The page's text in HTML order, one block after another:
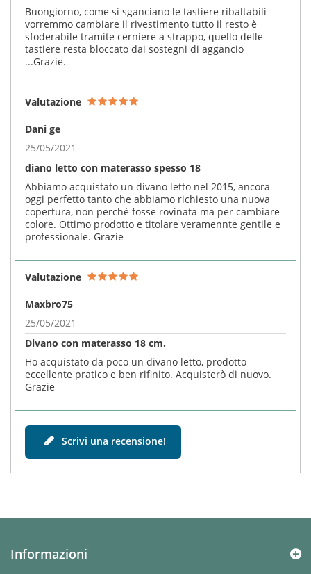
Buongiorno, come si sganciano le tastiere ribaltabili
vorremmo cambiare il rivestimento tutto il resto è
sfoderabile tramite cerniere a strappo, quello delle
tastiere resta bloccato dai sostegni di aggancio
...Grazie.
Valutazione
Dani ge
25/05/2021
diano letto con materasso spesso 18
Abbiamo acquistato un divano letto nel 2015, ancora
oggi perfetto tanto che abbiamo richiesto una nuova
copertura, non perchè fosse rovinata ma per cambiare
colore. Ottimo prodotto e titolare veramennte gentile e
professionale. Grazie
Valutazione
Maxbro75
25/05/2021
Divano con materasso 18 cm.
Ho acquistato da poco un divano letto, prodotto
eccellente pratico e ben rifinito. Acquisterò di nuovo.
Grazie
Scrivi una recensione!
Informazioni